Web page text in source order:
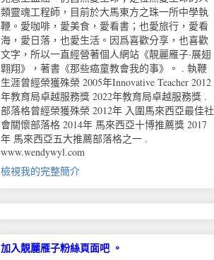
類靈魂工程師，目前於大馬東方之珠一所中學執
鞭。愛咖啡，愛美食，愛看書；也愛旅行，愛看
海，愛日落，也愛生活。因爲喜歡分享，也喜歡
文字，所以一直經營著個人網站《靚麗雁子·展翅
翺翔》，著書《那些癌童教會我的事》。 . 執鞭
生涯曾經榮獲殊榮 2005年Innovative Teacher 2012
年教育局卓越服務獎 2022年教育局卓越服務獎 .
部落格曾經榮獲殊榮 2012年 入圍馬來西亞最佳社
會關懷部落格 2014年 馬來西亞十博推薦獎 2017
年 馬來西亞五大推薦部落格之一 .
www.wendywyl.com
檢視我的完整簡介
加入靚麗雁子粉絲頁面吧 。